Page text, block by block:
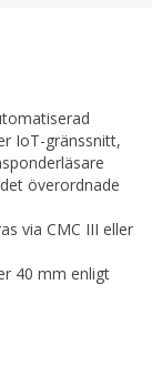
IoT-gränssnitt,
överordnade
via CMC III eller
40 mm enligt